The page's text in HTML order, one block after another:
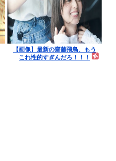
【画像】最新の齋藤飛鳥、もう
これ性的すぎんだろ！！！